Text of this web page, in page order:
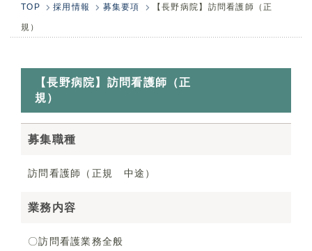
働くヒトビト
お問い合わせ
グループサイトTOP
TOP 採用情報 募集要項 【長野病院】訪問看護師（正
規）
【長野病院】訪問看護師（正
規）
募集職種
訪問看護師（正規 中途）
業務内容
〇訪問看護業務全般